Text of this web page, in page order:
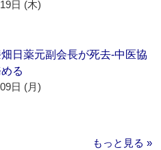
日 (木)
畑日薬元副会長が死去‐中医協
る
日 (月)
もっと見る »